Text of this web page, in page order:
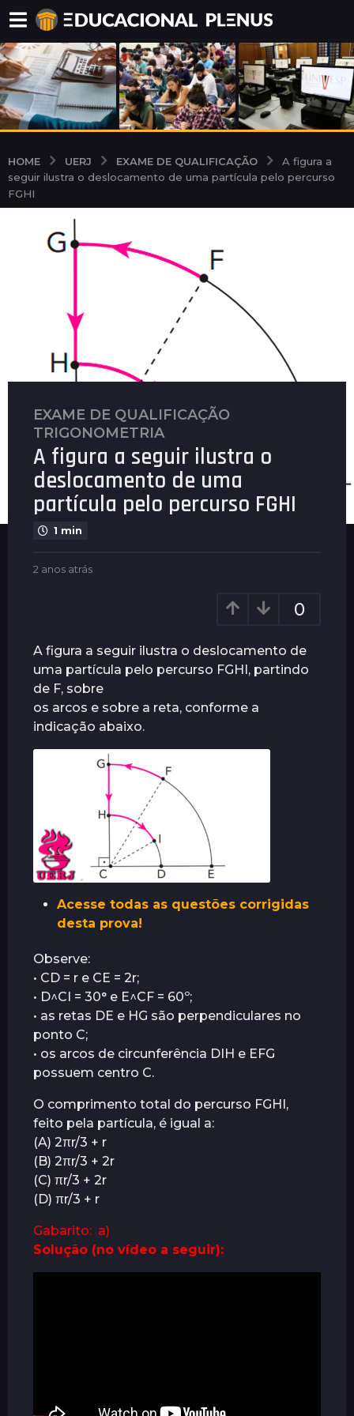
HOME UERJ EXAME DE QUALIFICAÇÃO
A figura a
seguir ilustra o deslocamento de uma partícula pelo percurso
FGHI
2
a
n
o
s
a
t
á
n
s
t
EXAME DE QUALIFICAÇÃO
TRIGONOMETRIA
A figura a seguir ilustra o
deslocamento de uma
partícula pelo percurso FGHI
1 min
b
n
u
s
2 anos atrás
r
á
s
0
A figura a seguir ilustra o deslocamento de
uma partícula pelo percurso FGHI, partindo
de F, sobre
os arcos e sobre a reta, conforme a
indicação abaixo.
Acesse todas as questões corrigidas
desta prova!
Observe:
• CD = r e CE = 2r;
• D^CI = 30° e E^CF = 60º;
• as retas DE e HG são perpendiculares no
ponto C;
• os arcos de circunferência DIH e EFG
possuem centro C.
O comprimento total do percurso FGHI,
feito pela partícula, é igual a:
(A) 2πr/3 + r
(B) 2πr/3 + 2r
(C) πr/3 + 2r
(D) πr/3 + r
Gabarito: a)
Solução (no vídeo a seguir):